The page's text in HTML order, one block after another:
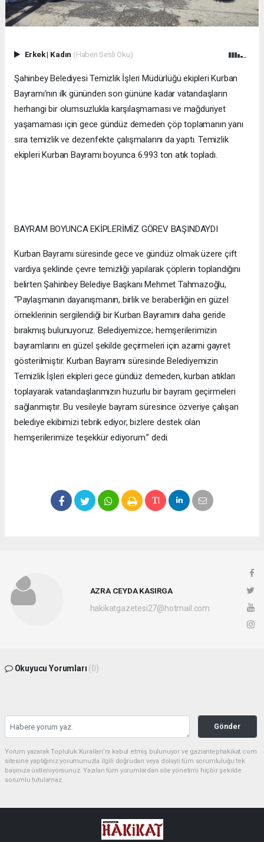
Erkek| Kadın (Haberi Sesli Oku)
Şahinbey Belediyesi Temizlik İşleri Müdürlüğü ekipleri Kurban
Bayramı’nın ilk gününden son gününe kadar vatandaşların
herhangi bir olumsuzlukla karşılaşmaması ve mağduriyet
yaşamaması için gece gündüz demeden çöp toplamanın yanı
sıra temizlik ve dezenfekte çalışmalarını da yaptı. Temizlik
ekipleri Kurban Bayramı boyunca 6.993 ton atık topladı.
BAYRAM BOYUNCA EKİPLERİMİZ GÖREV BAŞINDAYDI
Kurban Bayramı süresinde gece ve gündüz olmak üzere çift
vardiya şeklinde çevre temizliği yapılarak çöplerin toplandığını
belirten Şahinbey Belediye Başkanı Mehmet Tahmazoğlu,
“Paylaşmanın dayanışmanın, birlik ve beraberliğin en güzel
örneklerinin sergilendiği bir Kurban Bayramını daha geride
bırakmış bulunuyoruz. Belediyemizce; hemşerilerimizin
bayramlarını en güzel şekilde geçirmeleri için azami gayret
gösterilmiştir. Kurban Bayramı süresinde Belediyemizin
Temizlik İşleri ekipleri gece gündüz demeden, kurban atıkları
toplayarak vatandaşlarımızın huzurlu bir bayram geçirmeleri
sağlanmıştır. Bu vesileyle bayram süresince özveriye çalışan
belediye ekibimizi tebrik ediyor, bizlere destek olan
hemşerilerimize teşekkür ediyorum.” dedi.
AZRA CEYDA KASIRGA
hakikatgazetesi27@hotmail.com
Okuyucu Yorumları (0)
Gönder
Yorum yazarak Topluluk Kuralları’nı kabul etmiş bulunuyor ve gaziantephakikat.com
sitesine yaptığınız yorumunuzla ilgili doğrudan veya dolaylı tüm sorumluluğu tek
başınıza üstleniyorsunuz. Yazılan tüm yorumlardan site yönetimi hiçbir şekilde
sorumlu tutulamaz.